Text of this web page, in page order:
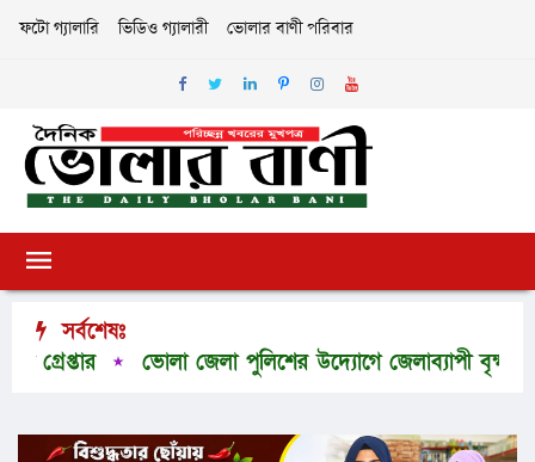
ফটো গ্যালারি ভিডিও গ্যালারী ভোলার বাণী পরিবার
সর্বশেষঃ
ভোলা জেলা পুলিশের উদ্যোগে জেলাব্যাপী বৃক্ষরোপণ